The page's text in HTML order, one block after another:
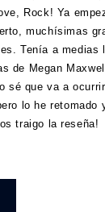
Rock! Ya
muchísimas
Tenía a medias
de Megan
sé que va a
lo he retomado
os traigo la reseña!